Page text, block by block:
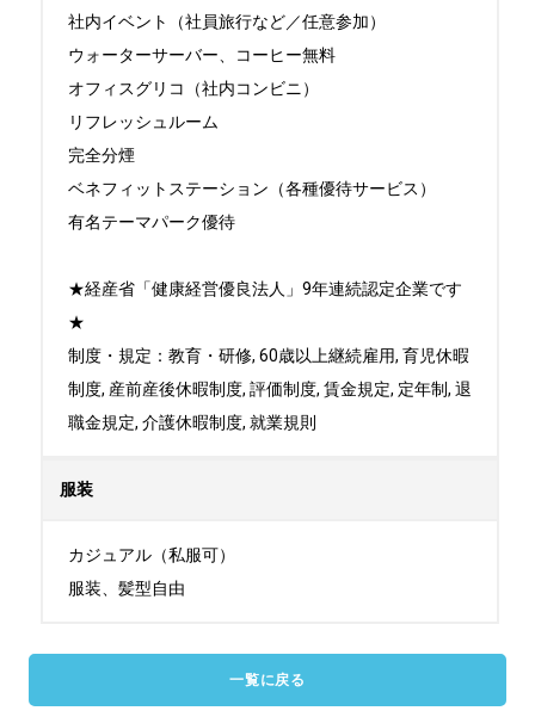
社内イベント（社員旅行など／任意参加）
ウォーターサーバー、コーヒー無料
オフィスグリコ（社内コンビニ）
リフレッシュルーム
完全分煙
ベネフィットステーション（各種優待サービス）
有名テーマパーク優待
★経産省「健康経営優良法人」9年連続認定企業です
★
制度・規定：教育・研修, 60歳以上継続雇用, 育児休暇
制度, 産前産後休暇制度, 評価制度, 賃金規定, 定年制, 退
職金規定, 介護休暇制度, 就業規則
服装
カジュアル（私服可）
服装、髪型自由
一覧に戻る